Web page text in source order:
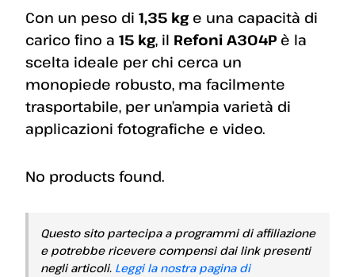
Con un peso di 1,35 kge una capacità di
carico fino a 15 kg, il Refoni A304P è la
scelta ideale per chi cerca un
monopiede robusto, ma facilmente
trasportabile, per un’ampia varietà di
applicazioni fotografiche e video.
No products found.
Questo sito partecipa a programmi di affiliazione
e potrebbe ricevere compensi dai link presenti
negli articoli. Leggi la nostra pagina di